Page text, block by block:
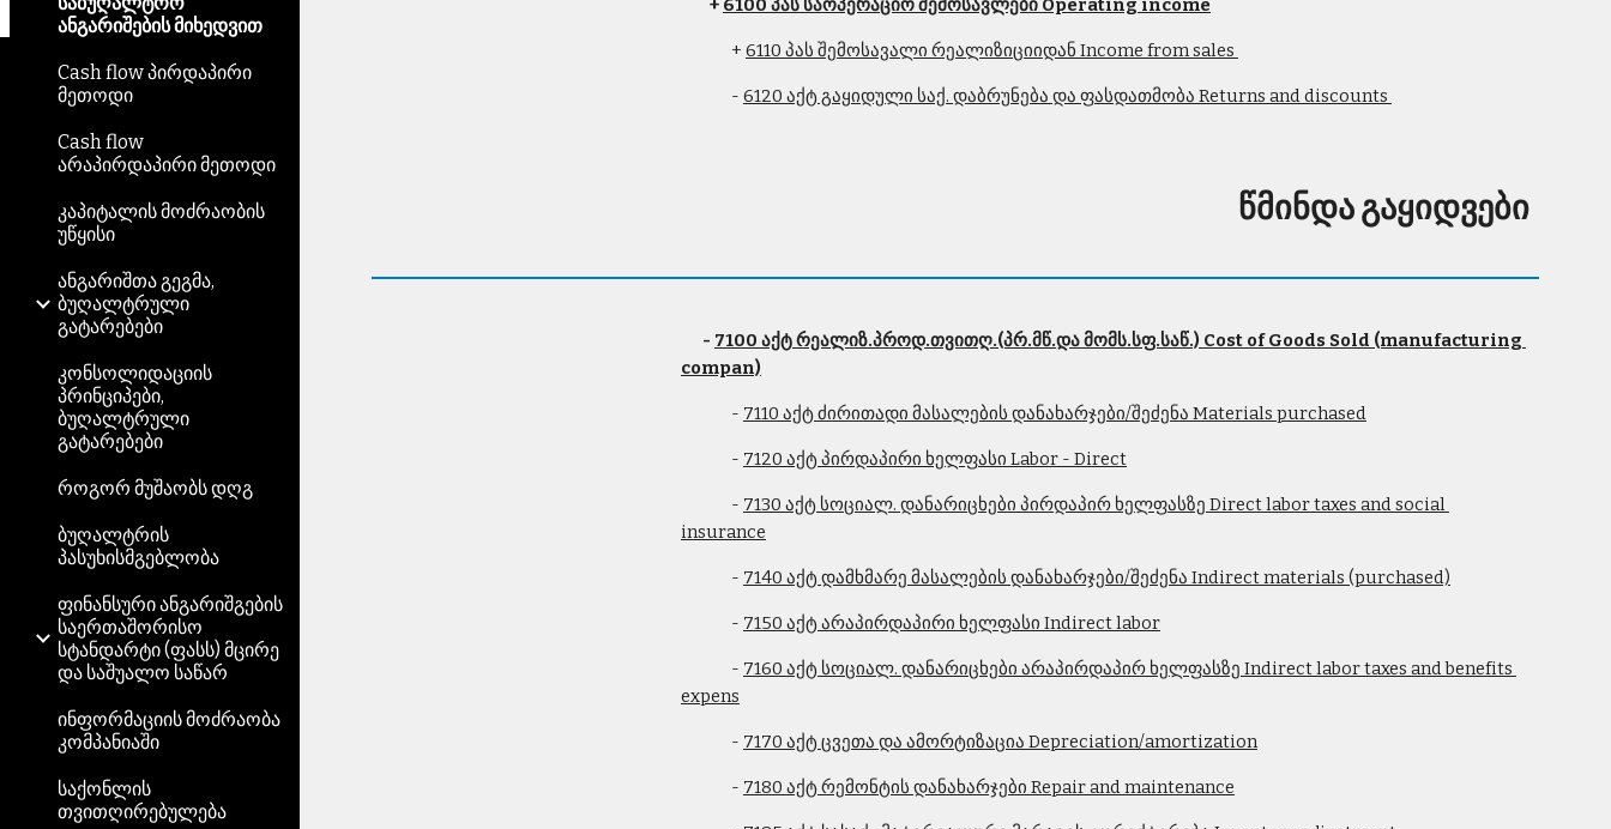
ანგარიშების მიხედვით
Cash flow პირდაპირი
მეთოდი
Cash flow
არაპირდაპირი მეთოდი
კაპიტალის მოძრაობის
უწყისი
ანგარიშთა გეგმა,
ბუღალტრული
გატარებები
კონსოლიდაციის
პრინციპები,
ბუღალტრული
გატარებები
როგორ მუშაობს დღგ
ბუღალტრის
პასუხისმგებლობა
ფინანსური ანგარიშგების
საერთაშორისო
სტანდარტი (ფასს) მცირე
და საშუალო საწარ
ინფორმაციის მოძრაობა
კომპანიაში
საქონლის
თვითღირებულება
+ 6100 პას საოპერაციო შემოსავლები Operating income
              +
6110 პას შემოსავალი რეალიზიციიდან Income from sales
              -
6120 აქტ გაყიდული საქ. დაბრუნება და ფასდათმობა Returns and discounts
წმინდა გაყიდვები
- 7100 აქტ რეალიზ.პროდ.თვითღ.(პრ.მწ.და მომს.სფ.საწ.) Cost of Goods Sold (manufacturing
compan)
              -
7110 აქტ ძირითადი მასალების დანახარჯები/შეძენა Materials purchased
              -
7120 აქტ პირდაპირი ხელფასი Labor - Direct
              -
7130 აქტ სოციალ. დანარიცხები პირდაპირ ხელფასზე Direct labor taxes and social
insurance
              -
7140 აქტ დამხმარე მასალების დანახარჯები/შეძენა Indirect materials (purchased)
              -
7150 აქტ არაპირდაპირი ხელფასი Indirect labor
              -
7160 აქტ სოციალ. დანარიცხები არაპირდაპირ ხელფასზე Indirect labor taxes and benefits
expens
              -
7170 აქტ ცვეთა და ამორტიზაცია Depreciation/amortization
              -
7180 აქტ რემონტის დანახარჯები Repair and maintenance